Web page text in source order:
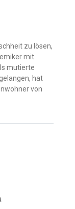
zu lösen,
mit
mutierte
hat
von